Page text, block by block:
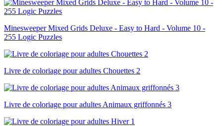
Minesweeper Mixed Grids Deluxe - Easy to Hard - Volume 10 -
255 Logic Puzzles
Livre de coloriage pour adultes Chouettes 2
Livre de coloriage pour adultes Animaux griffonnés 3